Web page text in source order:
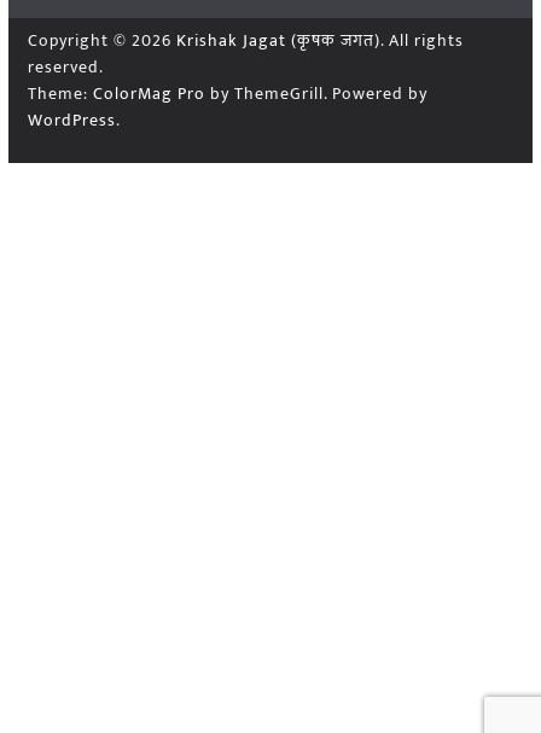
Copyright © 2026 Krishak Jagat (कृषक जगत). All rights
reserved.
Theme: ColorMag Pro by ThemeGrill. Powered by
WordPress.